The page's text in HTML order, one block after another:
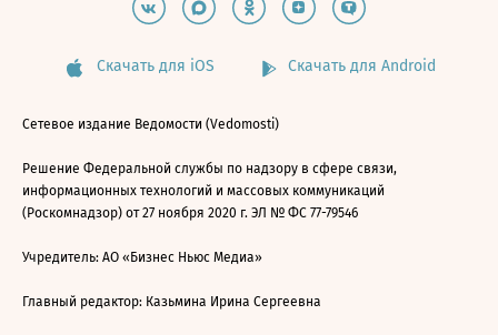
Скачать для iOS Скачать для Android
Сетевое издание Ведомости (Vedomosti)
Решение Федеральной службы по надзору в сфере связи,
информационных технологий и массовых коммуникаций
(Роскомнадзор) от 27 ноября 2020 г. ЭЛ № ФС 77-79546
Учредитель: АО «Бизнес Ньюс Медиа»
Главный редактор: Казьмина Ирина Сергеевна